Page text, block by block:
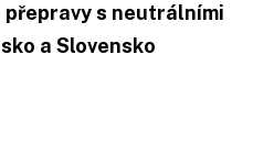
přepravy s neutrálními
a Slovensko